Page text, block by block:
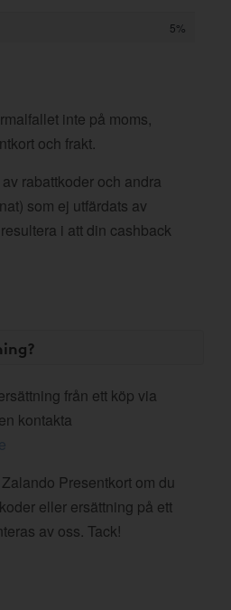
5%
inte på moms,
och frakt.
rabattkoder och andra
som ej utfärdats av
i att din cashback
från ett köp via
kontakta
Presentkort om du
eller ersättning på ett
av oss. Tack!